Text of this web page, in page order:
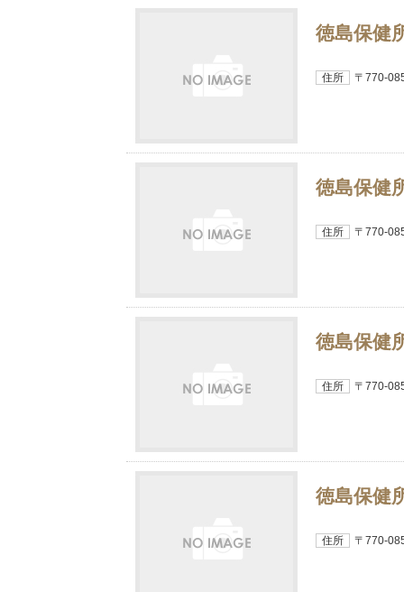
徳島保健
住所 〒770-
徳島保健
住所 〒770-
徳島保健
住所 〒770-
徳島保健
住所 〒770-